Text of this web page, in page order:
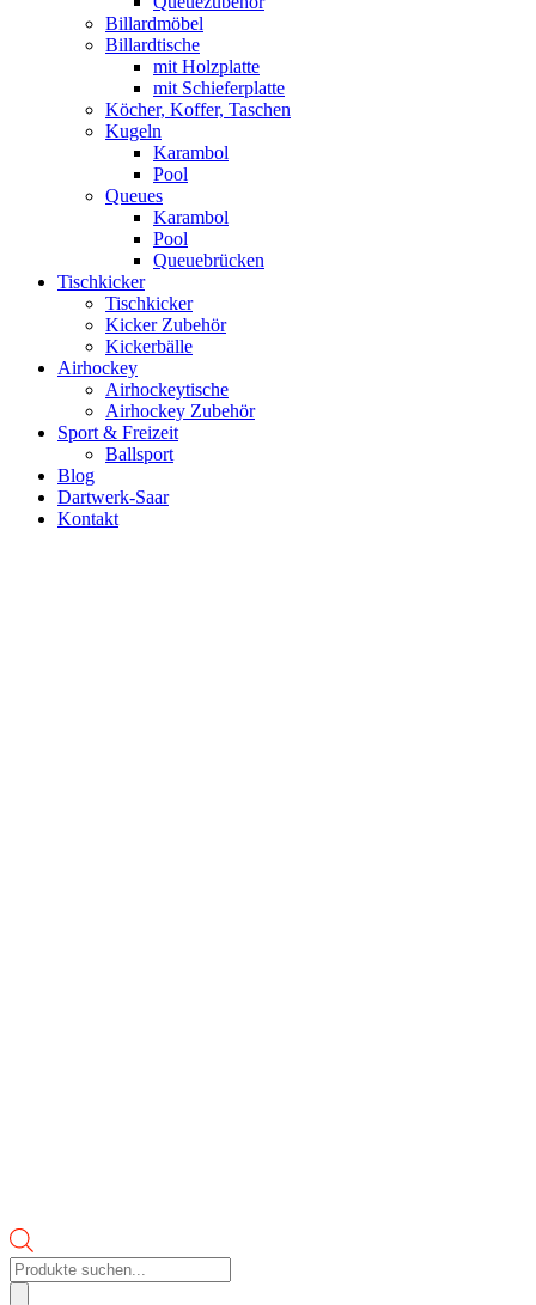
Billardmöbel
Billardtische
mit Holzplatte
mit Schieferplatte
Köcher, Koffer, Taschen
Kugeln
Karambol
Pool
Queues
Karambol
Pool
Queuebrücken
Tischkicker
Tischkicker
Kicker Zubehör
Kickerbälle
Airhockey
Airhockeytische
Airhockey Zubehör
Sport & Freizeit
Ballsport
Blog
Dartwerk-Saar
Kontakt
Products
search